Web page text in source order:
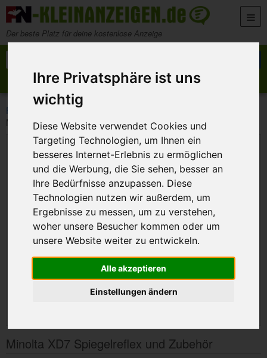
Ihre Privatsphäre ist uns
wichtig
Diese Website verwendet Cookies und
Targeting Technologien, um Ihnen ein
besseres Internet-Erlebnis zu ermöglichen
und die Werbung, die Sie sehen, besser an
Ihre Bedürfnisse anzupassen. Diese
Technologien nutzen wir außerdem, um
Ergebnisse zu messen, um zu verstehen,
woher unsere Besucher kommen oder um
unsere Website weiter zu entwickeln.
Alle akzeptieren
Einstellungen ändern
Zum Inhalt springen
Der beste Platz für deine kostenlose Anzeige
Anzeige aufgeben
Meine Anzeigen
FN-Kleinanzeigen >
Minolta XD7 Spiegelreflex und Zubehör
Minolta XD7 Spiegelreflex und Zubehör